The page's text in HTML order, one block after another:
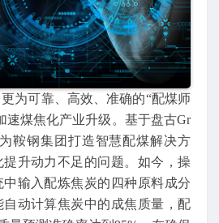
为可靠、高效、准确的“配煤师
速煤焦化产业升级。基于盘古Gr
鞍钢集团打造智慧配煤解决方
升动力不足的问题。如今，操
输入配炼焦炭的四种原料成分
动计算焦炭中的成焦质量，配